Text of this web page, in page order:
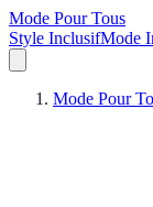
Mode Pour Tous
Style InclusifMode
Mode Pour